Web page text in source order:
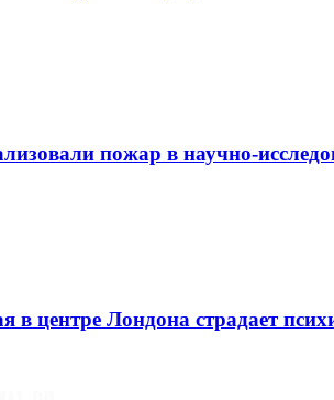
пожар в научно-
в центре Лондона страдает